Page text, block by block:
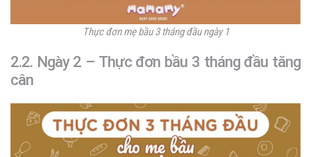
Thực đơn mẹ bầu 3 tháng đầu ngày 1
2.2. Ngày 2 – Thực đơn bầu 3 tháng đầu tăng
cân